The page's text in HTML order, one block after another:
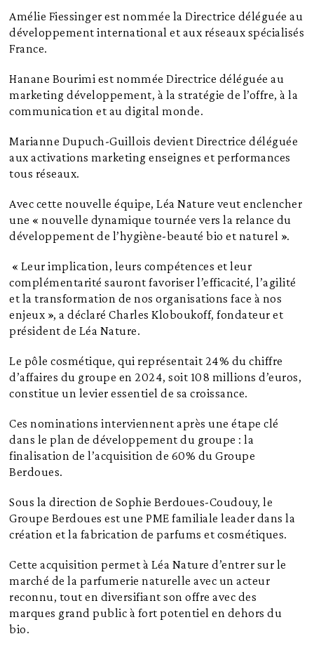
Amélie Fiessinger est nommée la Directrice déléguée au
développement international et aux réseaux spécialisés
France.
Hanane Bourimi est nommée Directrice déléguée au
marketing développement, à la stratégie de l’offre, à la
communication et au digital monde.
Marianne Dupuch-Guillois devient Directrice déléguée
aux activations marketing enseignes et performances
tous réseaux.
Avec cette nouvelle équipe, Léa Nature veut enclencher
une « nouvelle dynamique tournée vers la relance du
développement de l’hygiène-beauté bio et naturel ».
« Leur implication, leurs compétences et leur
complémentarité sauront favoriser l’efficacité, l’agilité
et la transformation de nos organisations face à nos
enjeux », a déclaré Charles Kloboukoff, fondateur et
président de Léa Nature.
Le pôle cosmétique, qui représentait 24% du chiffre
d’affaires du groupe en 2024, soit 108 millions d’euros,
constitue un levier essentiel de sa croissance.
Ces nominations interviennent après une étape clé
dans le plan de développement du groupe : la
finalisation de l’acquisition de 60% du Groupe
Berdoues.
Sous la direction de Sophie Berdoues-Coudouy, le
Groupe Berdoues est une PME familiale leader dans la
création et la fabrication de parfums et cosmétiques.
Cette acquisition permet à Léa Nature d’entrer sur le
marché de la parfumerie naturelle avec un acteur
reconnu, tout en diversifiant son offre avec des
marques grand public à fort potentiel en dehors du
bio.